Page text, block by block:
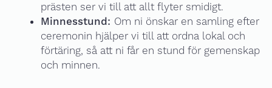
prästen ser vi till att allt flyter smidigt.
Minnesstund: Om ni önskar en samling efter
ceremonin hjälper vi till att ordna lokal och
förtäring, så att ni får en stund för gemenskap
och minnen.